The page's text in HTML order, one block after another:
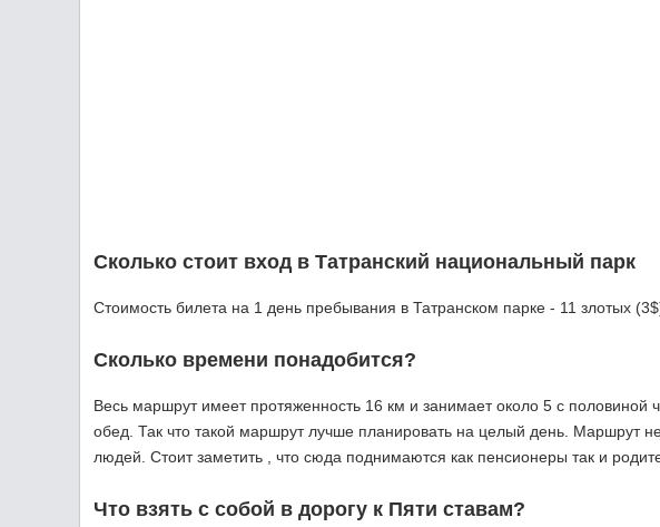
Сколько стоит вход в Татранский национальный парк
Стоимость билета на 1 день пребывания в Татранском парке - 11 злотых
Сколько времени понадобится?
Весь маршрут имеет протяженность 16 км и занимает около 5 с половиной
обед. Так что такой маршрут лучше планировать на целый день. Маршрут
людей. Стоит заметить , что сюда поднимаются как пенсионеры так и
Что взять с собой в дорогу к Пяти ставам?